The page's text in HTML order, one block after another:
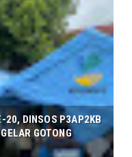
20, DINSOS P3AP2KB
GOTONG